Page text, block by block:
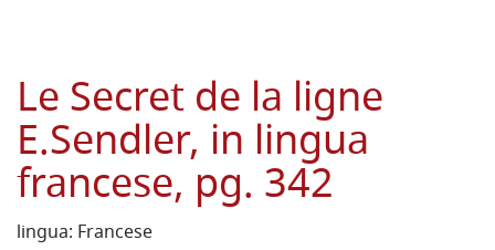
Le Secret de la ligne
E.Sendler, in lingua
francese, pg. 342
lingua: Francese